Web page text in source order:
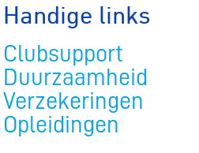
Handige links
Clubsupport
Duurzaamheid
Verzekeringen
Opleidingen